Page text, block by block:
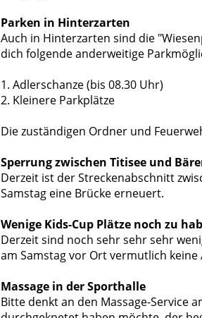
Parken in Hinterzarten
Auch in Hinterzarten sind die
dich folgende anderweitige
1. Adlerschanze (bis 08.30 Uhr)
2. Kleinere Parkplätze
Die zuständigen Ordner und
Sperrung zwischen Titisee und
Derzeit ist der Streckenabschnitt
Samstag eine Brücke erneuert.
Wenige Kids-Cup Plätze noch zu
Derzeit sind noch sehr sehr sehr
am Samstag vor Ort vermutlich
Massage in der Sporthalle
Bitte denkt an den Massage-Service